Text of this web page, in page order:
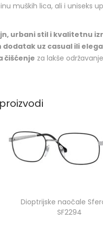
muških lica, ali i uniseks
urbani stil i kvalitetnu
uz casual ili
čišćenje za lakše
Dioptrijske naočale
SF2294